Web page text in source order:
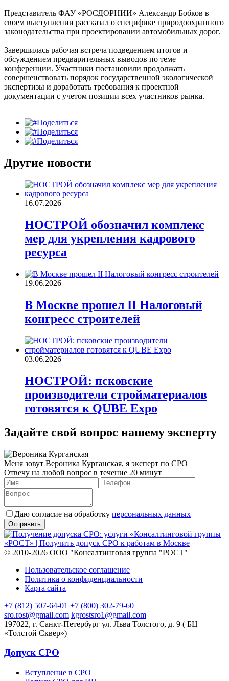
Представитель ФАУ «РОСДОРНИИ» Александр Бобков в
своем выступлении рассказал о специфике природоохранного
законодательства при проектировании автомобильных дорог.
Завершилась рабочая встреча подведением итогов и
обсуждением предварительных выводов по теме
конференции. Участники постановили продолжать
совершенствовать порядок государственной экологической
экспертизы и доработать требования к проектной
документации с учетом позиции всех участников рынка.
Поделиться
Поделиться
Поделиться
Другие новости
16.07.2026
НОСТРОЙ обозначил комплекс
мер для укрепления кадрового
ресурса
19.06.2026
В Москве прошел II Налоговый
конгресс строителей
03.06.2026
НОСТРОЙ: псковские
производители стройматериалов
готовятся к QUBE Expo
Задайте свой вопрос нашему эксперту
Меня зовут Вероника Курганская, я эксперт по СРО
Отвечу на любой вопрос в течение 20 минут
Даю согласие на обработку персональных данных
© 2010-2026 ООО "Консалтинговая группа "РОСТ"
Пользовательское соглашение
Политика о конфиденциальности
Карта сайта
+7 (812) 507-64-01 +7 (800) 302-79-60
sro.rost@gmail.com kgrostsro1@gmail.com
197022, г. Санкт-Петербург ул. Льва Толстого, д. 9 ( БЦ
«Толстой Сквер»)
Допуск СРО
Вступление в СРО